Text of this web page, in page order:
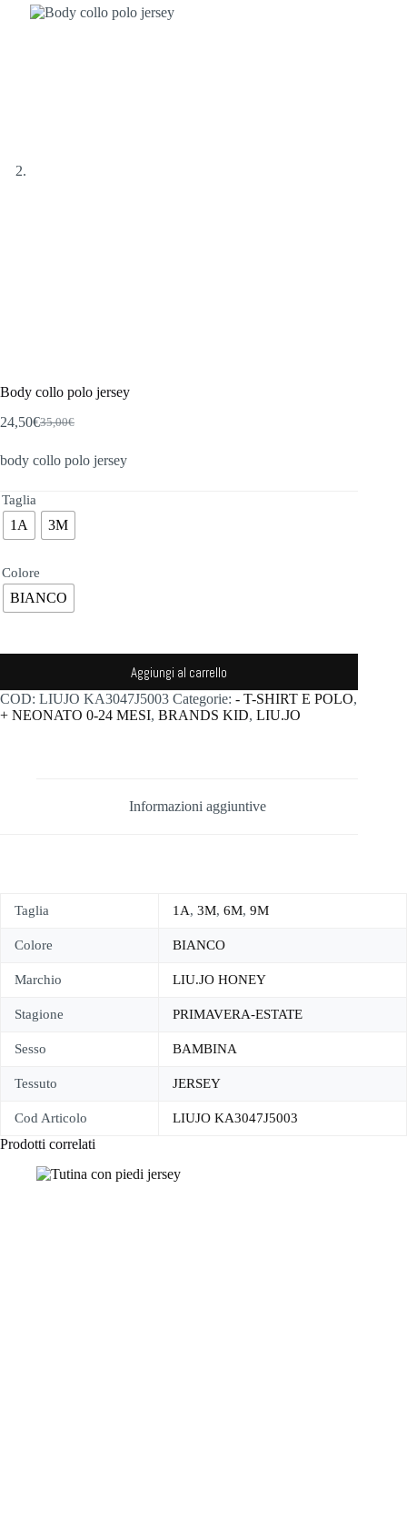
Body collo polo jersey
35,00€
Il
originale
24,50€Il
attuale
body collo polo jersey
Taglia
1A 3M
Colore
BIANCO
Aggiungi al carrello
COD: LIUJO KA3047J5003 Categorie: - T-SHIRT E POLO,
+ NEONATO 0-24 MESI, BRANDS KID, LIU.JO
Informazioni aggiuntive
Taglia 1A, 3M, 6M, 9M
Colore BIANCO
Marchio LIU.JO HONEY
Stagione PRIMAVERA-ESTATE
Sesso BAMBINA
Tessuto JERSEY
Cod Articolo LIUJO KA3047J5003
Prodotti correlati